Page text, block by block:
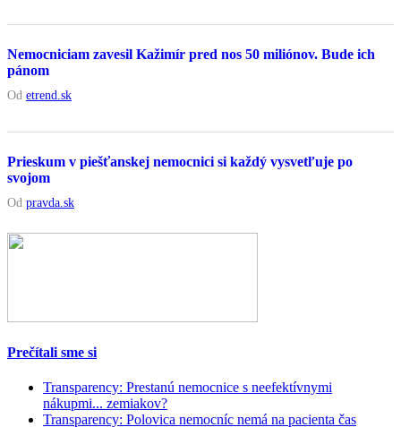
Nemocniciam zavesil Kažimír pred nos 50 miliónov. Bude ich
pánom
Od etrend.sk
Prieskum v piešťanskej nemocnici si každý vysvetľuje po
svojom
Od pravda.sk
Prečítali sme si
Transparency: Prestanú nemocnice s neefektívnymi
nákupmi... zemiakov?
Transparency: Polovica nemocníc nemá na pacienta čas